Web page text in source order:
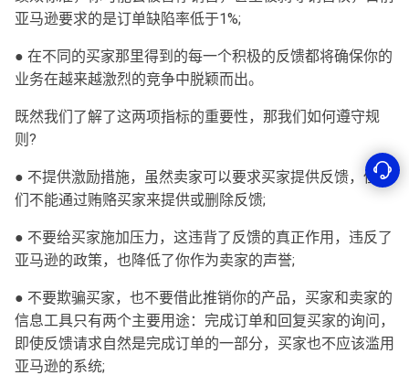
亚马逊要求的是订单缺陷率低于1%;
● 在不同的买家那里得到的每一个积极的反馈都将确保你的
业务在越来越激烈的竞争中脱颖而出。
既然我们了解了这两项指标的重要性，那我们如何遵守规
则?
● 不提供激励措施，虽然卖家可以要求买家提供反馈，但他
们不能通过贿赂买家来提供或删除反馈;
● 不要给买家施加压力，这违背了反馈的真正作用，违反了
亚马逊的政策，也降低了你作为卖家的声誉;
● 不要欺骗买家，也不要借此推销你的产品，买家和卖家的
信息工具只有两个主要用途：完成订单和回复买家的询问，
即使反馈请求自然是完成订单的一部分，买家也不应该滥用
亚马逊的系统;